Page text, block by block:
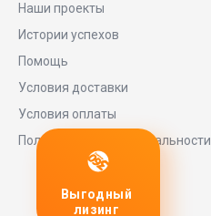
Наши проекты
Истории успехов
Помощь
Условия доставки
Условия оплаты
Политика конфиденциальности
Любое
оборудование